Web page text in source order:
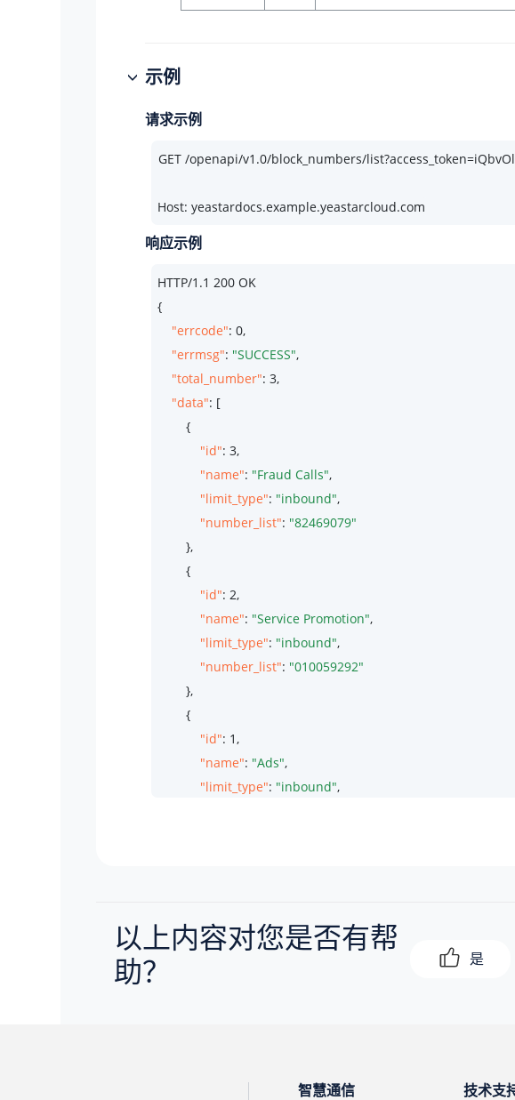
示例
请求示例
Host: yeastardocs.example.yeastarcloud.com
响应示例
HTTP/1.1 200 OK
{
"errcode": 0,
"errmsg": "SUCCESS",
"total_number": 3,
"data": [
        {
"id": 3,
"name": "Fraud Calls",
"limit_type": "inbound",
"number_list": "82469079"
        },
        {
"id": 2,
"name": "Service Promotion",
"limit_type": "inbound",
"number_list": "010059292"
        },
        {
"id": 1,
"name": "Ads",
"limit_type": "inbound",
以上内容对您是否有帮
助？
是
智慧通信 技术支